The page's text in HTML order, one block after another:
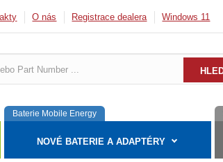
O nás Registrace dealera Windows 11
Baterie Mobile Energy
NOVÉ BATERIE A ADAPTÉRY